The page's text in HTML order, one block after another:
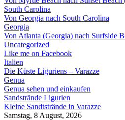
South Carolina
Von Georgia nach South Carolina
Georgia
Von Atlanta (Georgia) nach Surfside
Uncategorized
Like me on Facebook
Italien
Die Küste Liguriens – Varazze
Genua
Genua sehen und einkaufen
Sandstrände Ligurien
Kleine Sandtstrände in Varazze
Samstag, 8 August, 2026